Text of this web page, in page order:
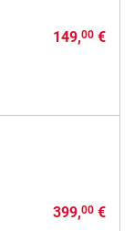
149,00€
399,00€